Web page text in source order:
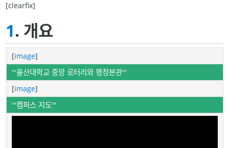
[clearfix]
1. 개요
[image]
'''울산대학교 중앙 로터리와 행정본관'''
[image]
'''캠퍼스 지도'''